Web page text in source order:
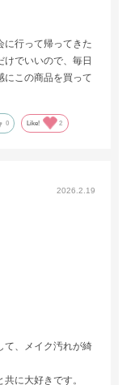
に行って帰ってきた
けでいいので、毎日
にこの商品を買って
0 Like! 2
2026.2.19
て、メイク汚れが綺
に大好きです。